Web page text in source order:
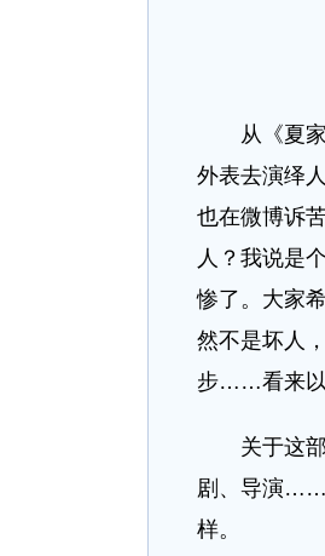
从《夏家
外表去演绎
也在微博诉
人？我说是
惨了。大家
然不是坏人
步……看来以
关于这部
剧、导演……
样。